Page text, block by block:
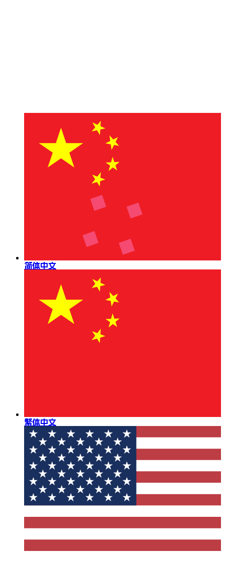
简体中文
繁体中文